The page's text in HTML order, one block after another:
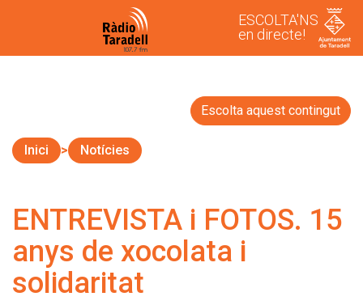
ESCOLTA'NS
en directe!
Escolta aquest contingut
Inici Notícies
ENTREVISTA i FOTOS. 15
anys de xocolata i
solidaritat